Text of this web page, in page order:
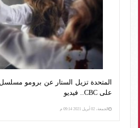
المتحدة تزيل الستار عن برومو
على CBC.. فيديو
الجمعة، 02 أبريل 2021 09:14 م